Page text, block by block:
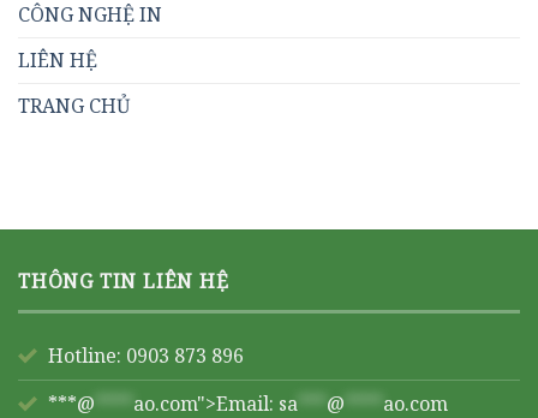
CÔNG NGHỆ IN
LIÊN HỆ
TRANG CHỦ
THÔNG TIN LIÊN HỆ
Hotline: 0903 873 896
***@ **** ao.com">Email: sa *** @ **** ao.com